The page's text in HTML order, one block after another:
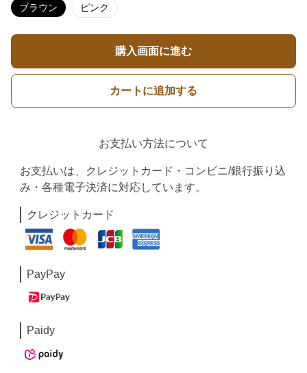
ブラウン ピンク
購入画面に進む
カートに追加する
お支払い方法について
お支払いは、クレジットカード・コンビニ/銀行振り込
み・各種電子決済に対応しています。
クレジットカード
PayPay
Paidy